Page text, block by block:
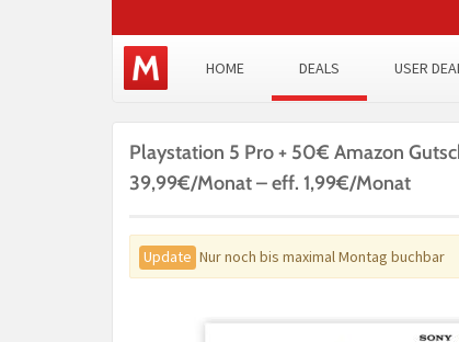
HOME DEALS USER
Playstation 5 Pro + 50€ Amazon
39,99€/Monat – eff. 1,99€/Monat
Update Nur noch bis maximal Montag buchbar